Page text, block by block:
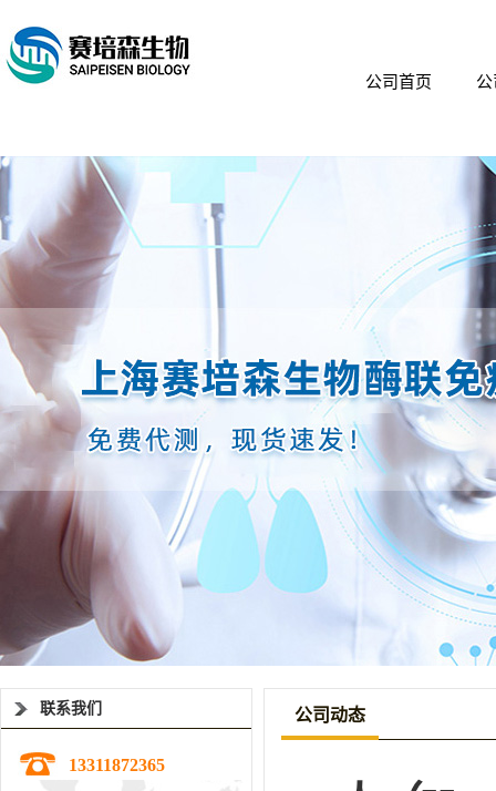
公司首页
联系我们
13311872365
公司动态